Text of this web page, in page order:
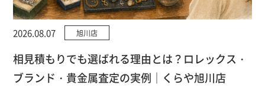
2026.08.07 旭川店
相見積もりでも選ばれる理由とは？ロレックス・
ブランド・貴金属査定の実例｜くらや旭川店